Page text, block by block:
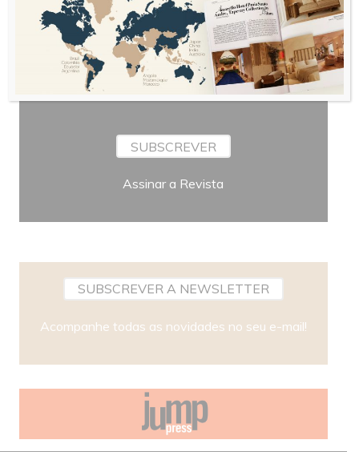
Periodicidade
SUBSCREVER
Assinar a Revista
SUBSCREVER A NEWSLETTER
Acompanhe todas as novidades no seu e-mail!